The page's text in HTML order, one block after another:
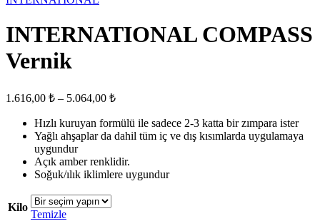
-
5.710,00 ₺
INTERNATIONAL COMPASS
Vernik
1.616,00 ₺ – 5.064,00 ₺Fiyat
1.616,00 ₺
-
Hızlı kuruyan formülü ile sadece 2-3 katta bir zımpara ister
Yağlı ahşaplar da dahil tüm iç ve dış kısımlarda uygulamaya
uygundur
Açık amber renklidir.
Soğuk/ılık iklimlere uygundur
Kilo
Temizle